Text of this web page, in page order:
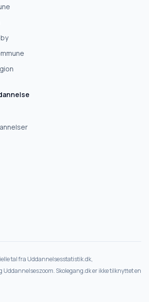
tal fra Uddannelsesstatistik.dk,
Skolegang.dk er ikke tilknyttet en